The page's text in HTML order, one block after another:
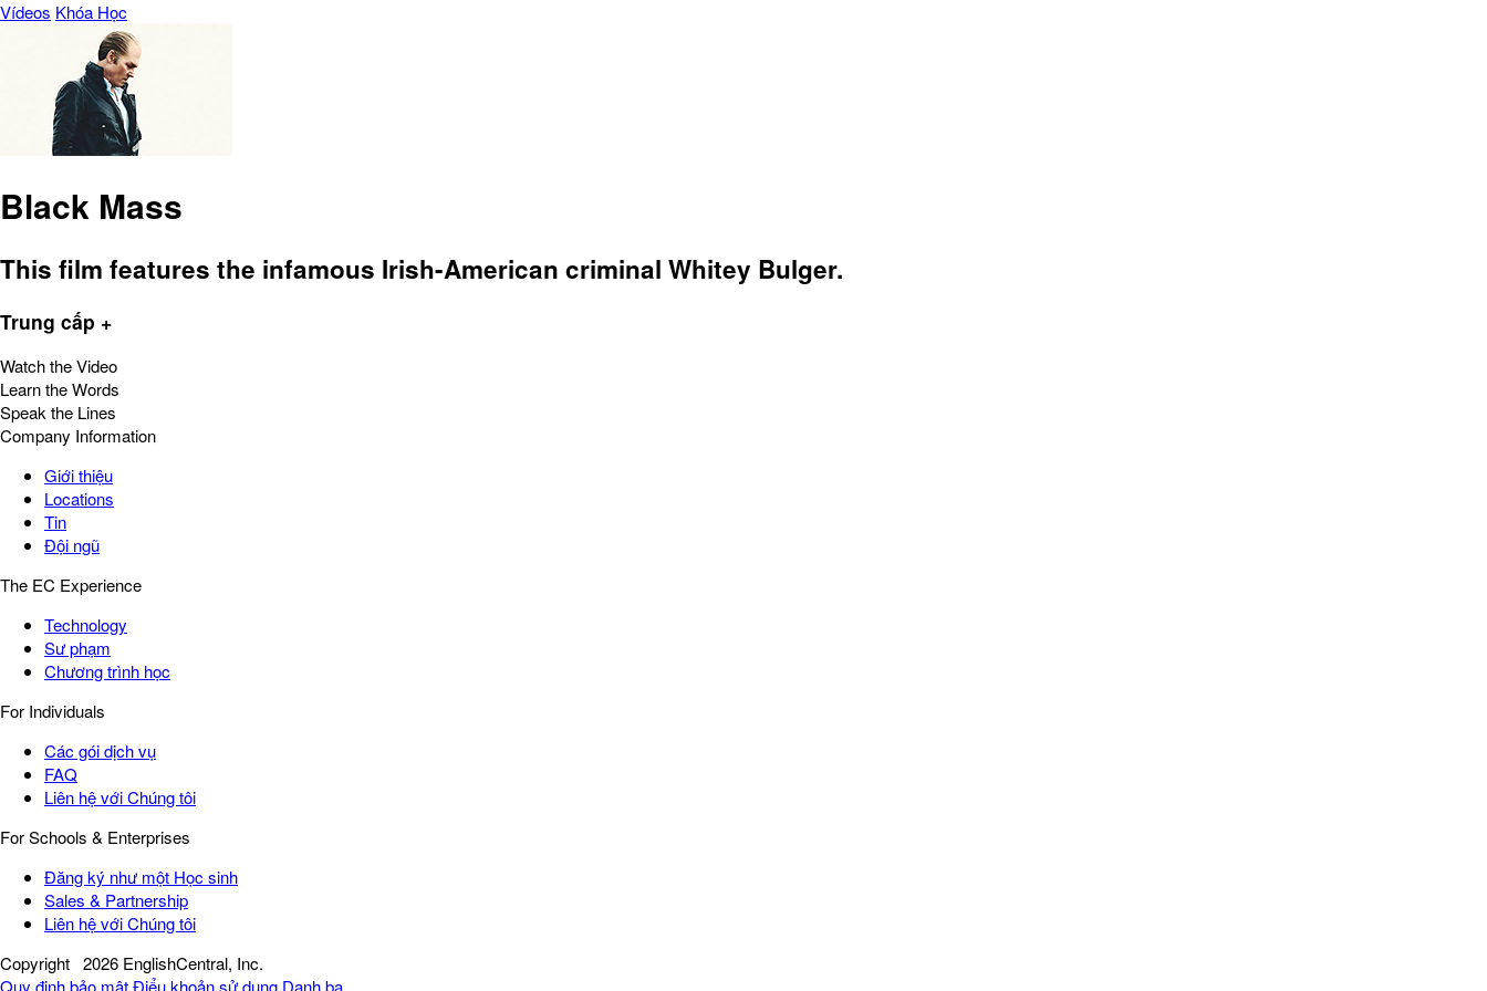
Vídeos Khóa Học
Black Mass
This film features the infamous Irish-American criminal Whitey Bulger.
Trung cấp +
Watch the Video
Learn the Words
Speak the Lines
Company Information
Giới thiệu
Locations
Tin
Đội ngũ
The EC Experience
Technology
Sư phạm
Chương trình học
For Individuals
Các gói dịch vụ
FAQ
Liên hệ với Chúng tôi
For Schools & Enterprises
Đăng ký như một Học sinh
Sales & Partnership
Liên hệ với Chúng tôi
Copyright 2026 EnglishCentral, Inc.